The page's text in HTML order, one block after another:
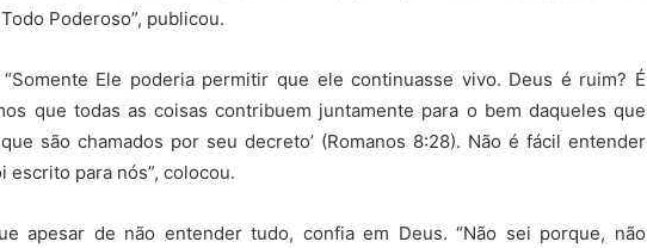
Poderoso”, publicou.
Ele poderia permitir que ele continuasse vivo. Deus é ruim? É
que todas as coisas contribuem juntamente para o bem daqueles que
são chamados por seu decreto’ (‭‭Romanos‬ ‭8:28‬). Não é fácil entender
para nós”, colocou.
apesar de não entender tudo, confia em Deus. “Não sei porque, não